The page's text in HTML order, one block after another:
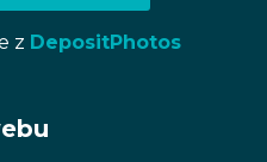
z DepositPhotos